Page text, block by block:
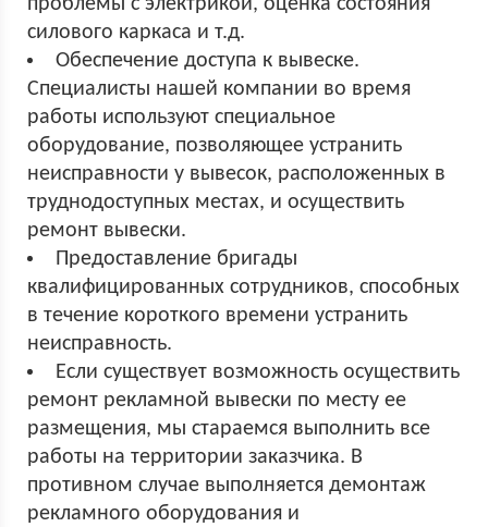
силового каркаса и т.д.
Обеспечение доступа к вывеске.
Специалисты нашей компании во время
работы используют специальное
оборудование, позволяющее устранить
неисправности у вывесок, расположенных в
труднодоступных местах, и осуществить
ремонт вывески.
Предоставление бригады
квалифицированных сотрудников, способных
в течение короткого времени устранить
неисправность.
Если существует возможность осуществить
ремонт рекламной вывески по месту ее
размещения, мы стараемся выполнить все
работы на территории заказчика. В
противном случае выполняется демонтаж
рекламного оборудования и